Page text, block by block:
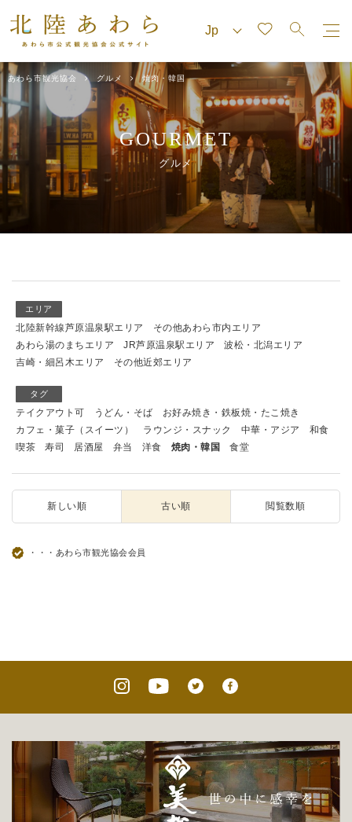
あわら市観光協会 グルメ 焼肉・韓国
GOURMET
グルメ
エリア
北陸新幹線芦原温泉駅エリア
その他あわら市内エリア
あわら湯のまちエリア
JR芦原温泉駅エリア
波松・北潟エリア
吉崎・細呂木エリア
その他近郊エリア
タグ
テイクアウト可 うどん・そば
お好み焼き・鉄板焼・たこ焼き
カフェ・菓子（スイーツ）
ラウンジ・スナック 中華・アジア
和食
喫茶
寿司 居酒屋 弁当 洋食 焼肉・韓国 食堂
新しい順 古い順 閲覧数順
・・・あわら市観光協会会員